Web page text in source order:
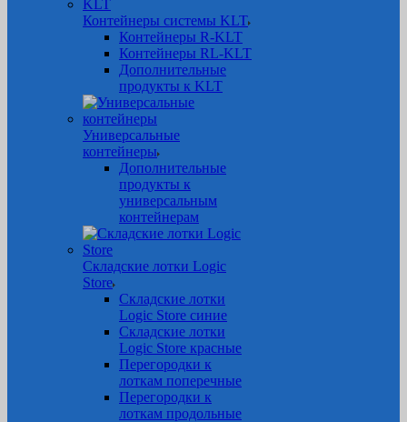
Контейнеры системы KLT
Контейнеры R-KLT
Контейнеры RL-KLT
Дополнительные
продукты к KLT
Универсальные
контейнеры
Дополнительные
продукты к
универсальным
контейнерам
Складские лотки Logic
Store
Складские лотки
Logic Store синие
Складские лотки
Logic Store красные
Перегородки к
лоткам поперечные
Перегородки к
лоткам продольные